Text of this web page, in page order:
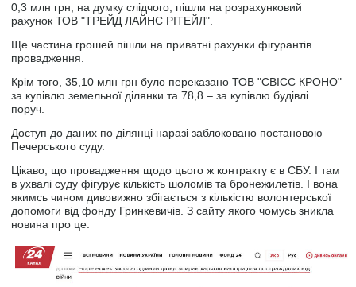
0,3 млн грн, на думку слідчого, пішли на розрахунковий
рахунок ТОВ "ТРЕЙД ЛАЙНС РІТЕЙЛ".
Ще частина грошей пішли на приватні рахунки фігурантів
провадження.
Крім того, 35,10 млн грн було переказано ТОВ "СВІСС КРОНО"
за купівлю земельної ділянки та 78,8 – за купівлю будівлі
поруч.
Доступ до даних по ділянці наразі заблоковано постановою
Печерського суду.
Цікаво, що провадження щодо цього ж контракту є в СБУ. І там
в ухвалі суду фігурує кількість шоломів та бронежилетів. І вона
якимсь чином дивовижно збігається з кількістю волонтерської
допомоги від фонду Гринкевичів. З сайту якого чомусь зникла
новина про це.